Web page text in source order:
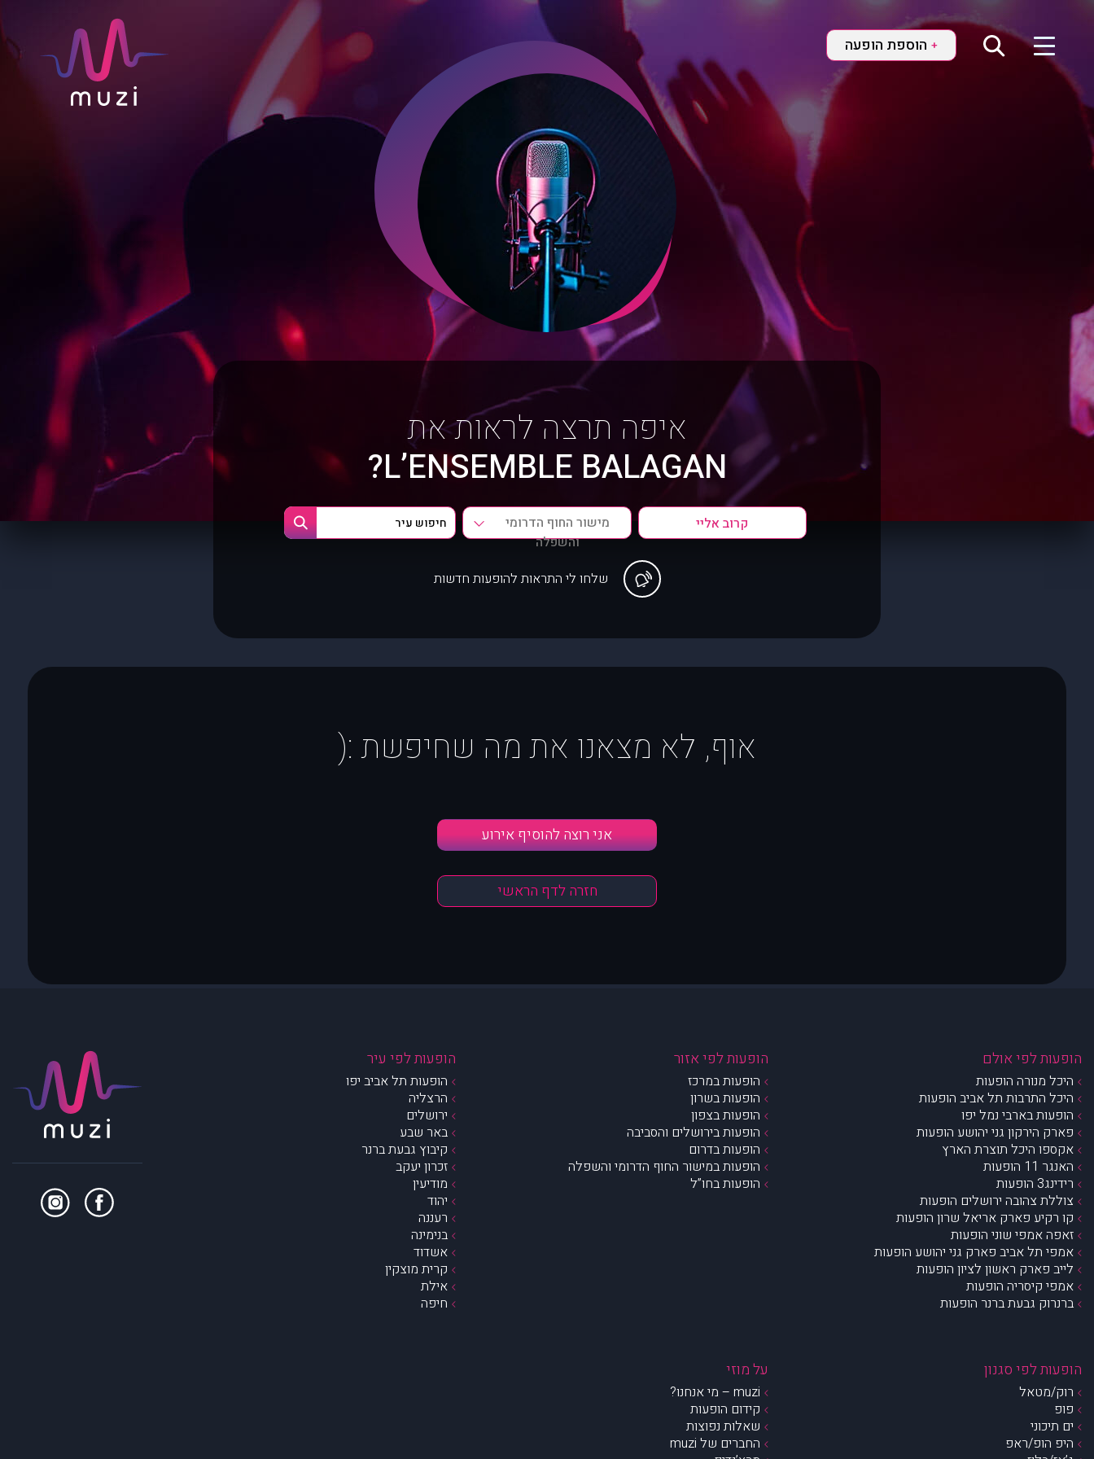
+ הוספת הופעה
איפה תרצה לראות את
L’ENSEMBLE BALAGAN?
מישור החוף הדרומי
והשפלה
שלחו לי התראות להופעות חדשות
אוף, לא מצאנו את מה שחיפשת :(
אני רוצה להוסיף אירוע
חזרה לדף הראשי
הופעות לפי אולם
היכל מנורה הופעות
היכל התרבות תל אביב הופעות
הופעות בארבי נמל יפו
פארק הירקון גני יהושע הופעות
אקספו היכל תוצרת הארץ
האנגר 11 הופעות
רידינג3 הופעות
צוללת צהובה ירושלים הופעות
קו רקיע פארק אריאל שרון הופעות
זאפה אמפי שוני הופעות
אמפי תל אביב פארק גני יהושע הופעות
לייב פארק ראשון לציון הופעות
אמפי קיסריה הופעות
ברנרוק גבעת ברנר הופעות
הופעות לפי אזור
הופעות במרכז
הופעות בשרון
הופעות בצפון
הופעות בירושלים והסביבה
הופעות בדרום
הופעות במישור החוף הדרומי והשפלה
הופעות בחו”ל
הופעות לפי עיר
הופעות תל אביב יפו
הרצליה
ירושלים
באר שבע
קיבוץ גבעת ברנר
זכרון יעקב
מודיעין
יהוד
רעננה
בנימינה
אשדוד
קרית מוצקין
אילת
חיפה
הופעות לפי סגנון
רוק/מטאל
פופ
ים תיכוני
היפ הופ/ראפ
על מוזי
muzi – מי אנחנו?
קידום הופעות
שאלות נפוצות
החברים של muzi